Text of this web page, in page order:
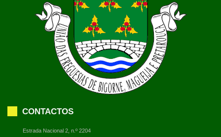
CONTACTOS
Estrada Nacional 2, n.º 2204